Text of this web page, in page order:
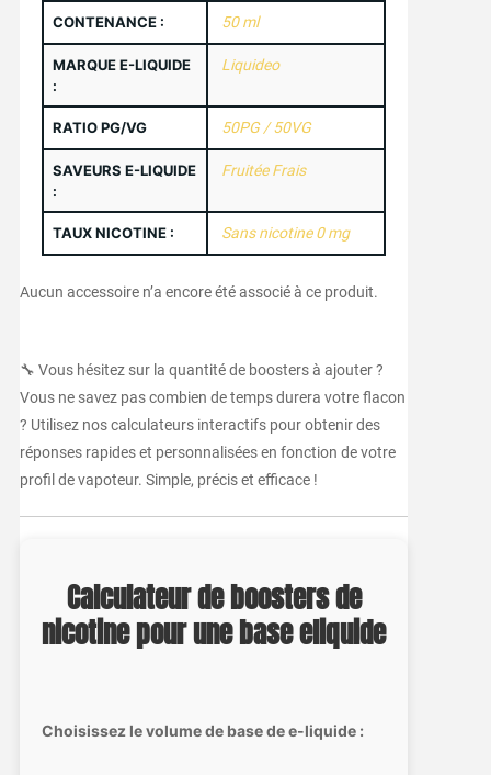
CONTENANCE : 50 ml
MARQUE E-LIQUIDE
:
Liquideo
RATIO PG/VG 50PG / 50VG
SAVEURS E-LIQUIDE
:
Fruitée Frais
TAUX NICOTINE : Sans nicotine 0 mg
Aucun accessoire n’a encore été associé à ce produit.
🔧 Vous hésitez sur la quantité de boosters à ajouter ?
Vous ne savez pas combien de temps durera votre flacon
? Utilisez nos calculateurs interactifs pour obtenir des
réponses rapides et personnalisées en fonction de votre
profil de vapoteur. Simple, précis et efficace !
Calculateur de boosters de
nicotine pour une base eliquide
Choisissez le volume de base de e-liquide :